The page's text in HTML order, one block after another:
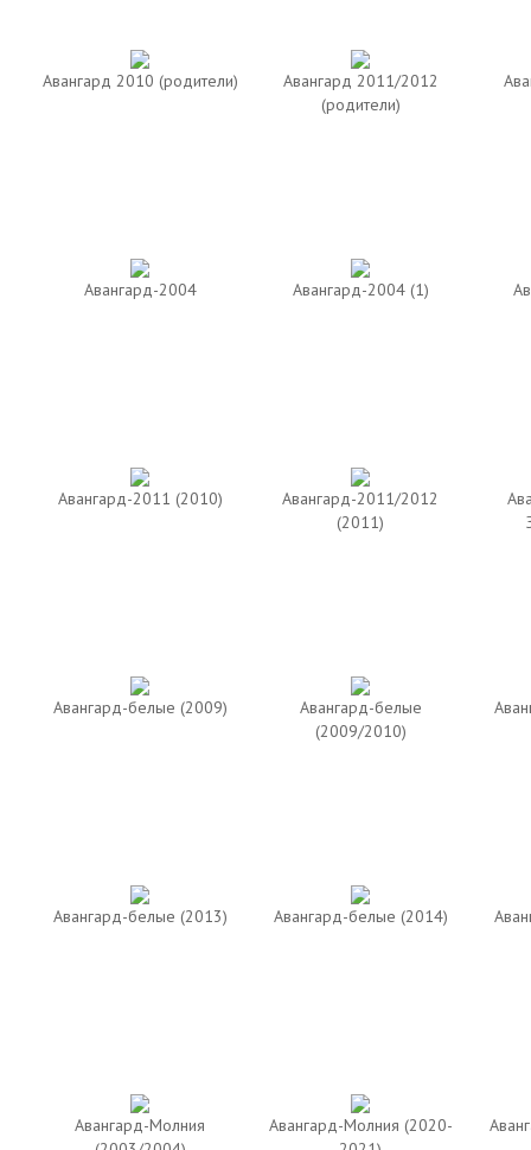
Авангард 2010 (родители)
Авангард 2011/2012
(родители)
Авангард-2004 Авангард-2004 (1)
Авангард-2011 (2010)
Авангард-2011/2012
(2011)
Авангард-белые (2009)
Авангард-белые
(2009/2010)
Авангард-белые (2013) Авангард-белые (2014)
Авангард-Молния
Авангард-Молния (2020-